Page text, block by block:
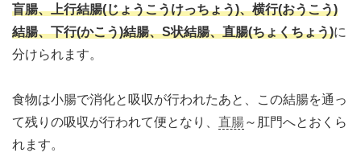
盲腸、上行結腸(じょうこうけっちょう)、横行(おうこう)
結腸、下行(かこう)結腸、S状結腸、直腸(ちょくちょう)に
分けられます。
食物は小腸で消化と吸収が行われたあと、この結腸を通っ
て残りの吸収が行われて便となり、 直腸～肛門へとおくら
れます。